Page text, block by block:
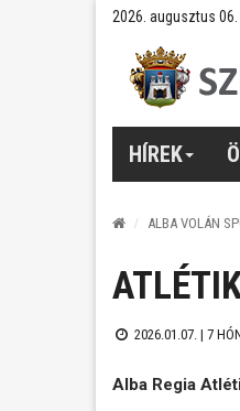
2026. augusztus
HÍREK
ALBA VOLÁN
2026.01.07. | 7
Alba Regia